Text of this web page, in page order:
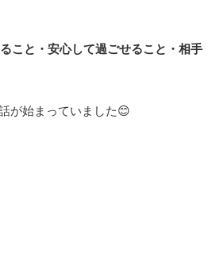
こと・安心して過ごせること・相手
が始まっていました😊